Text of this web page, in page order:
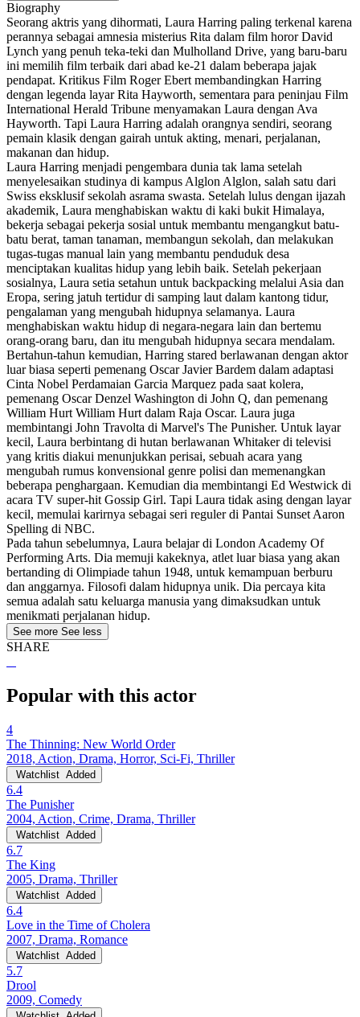
Biography
Seorang aktris yang dihormati, Laura Harring paling terkenal karena
perannya sebagai amnesia misterius Rita dalam film horor David
Lynch yang penuh teka-teki dan Mulholland Drive, yang baru-baru
ini memilih film terbaik dari abad ke-21 dalam beberapa jajak
pendapat. Kritikus Film Roger Ebert membandingkan Harring
dengan legenda layar Rita Hayworth, sementara para peninjau Film
International Herald Tribune menyamakan Laura dengan Ava
Hayworth. Tapi Laura Harring adalah orangnya sendiri, seorang
pemain klasik dengan gairah untuk akting, menari, perjalanan,
makanan dan hidup.
Laura Harring menjadi pengembara dunia tak lama setelah
menyelesaikan studinya di kampus Alglon Alglon, salah satu dari
Swiss eksklusif sekolah asrama swasta. Setelah lulus dengan ijazah
akademik, Laura menghabiskan waktu di kaki bukit Himalaya,
bekerja sebagai pekerja sosial untuk membantu mengangkut batu-
batu berat, taman tanaman, membangun sekolah, dan melakukan
tugas-tugas manual lain yang membantu penduduk desa
menciptakan kualitas hidup yang lebih baik. Setelah pekerjaan
sosialnya, Laura setia setahun untuk backpacking melalui Asia dan
Eropa, sering jatuh tertidur di samping laut dalam kantong tidur,
pengalaman yang mengubah hidupnya selamanya. Laura
menghabiskan waktu hidup di negara-negara lain dan bertemu
orang-orang baru, dan itu mengubah hidupnya secara mendalam.
Bertahun-tahun kemudian, Harring stared berlawanan dengan aktor
luar biasa seperti pemenang Oscar Javier Bardem dalam adaptasi
Cinta Nobel Perdamaian Garcia Marquez pada saat kolera,
pemenang Oscar Denzel Washington di John Q, dan pemenang
William Hurt William Hurt dalam Raja Oscar. Laura juga
membintangi John Travolta di Marvel's The Punisher. Untuk layar
kecil, Laura berbintang di hutan berlawanan Whitaker di televisi
yang kritis diakui menunjukkan perisai, sebuah acara yang
mengubah rumus konvensional genre polisi dan memenangkan
beberapa penghargaan. Kemudian dia membintangi Ed Westwick di
acara TV super-hit Gossip Girl. Tapi Laura tidak asing dengan layar
kecil, memulai karirnya sebagai seri reguler di Pantai Sunset Aaron
Spelling di NBC.
Pada tahun sebelumnya, Laura belajar di London Academy Of
Performing Arts. Dia memuji kakeknya, atlet luar biasa yang akan
bertanding di Olimpiade tahun 1948, untuk kemampuan berburu
dan anggarnya. Filosofi dalam hidupnya unik. Dia percaya kita
semua adalah satu keluarga manusia yang dimaksudkan untuk
menikmati perjalanan hidup.
See more See less
SHARE
Popular with this actor
4
The Thinning: New World Order
2018, Action, Drama, Horror, Sci-Fi, Thriller
Watchlist Added
6.4
The Punisher
2004, Action, Crime, Drama, Thriller
Watchlist Added
6.7
The King
2005, Drama, Thriller
Watchlist Added
6.4
Love in the Time of Cholera
2007, Drama, Romance
Watchlist Added
5.7
Drool
2009, Comedy